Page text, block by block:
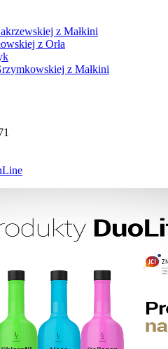
z Małkini
z Orła
z Małkini